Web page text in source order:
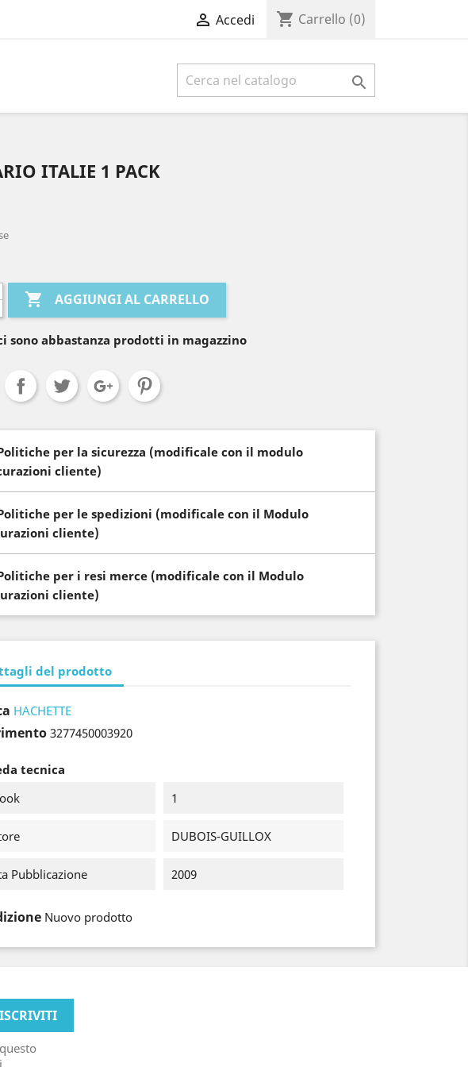
 Accedi shopping_cart Carrello (0)

ITALIE 1 PACK
 AGGIUNGI AL CARRELLO
sono abbastanza prodotti in magazzino
per la sicurezza (modificale con il modulo
cliente)
per le spedizioni (modificale con il Modulo
cliente)
per i resi merce (modificale con il Modulo
cliente)
del prodotto
HACHETTE
3277450003920
tecnica
1
DUBOIS-GUILLOX
Pubblicazione 2009
Nuovo prodotto